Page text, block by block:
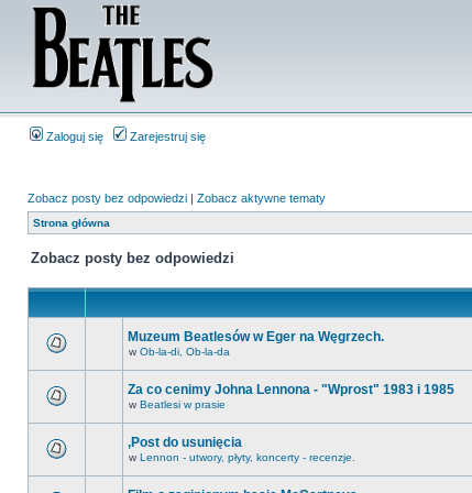
Zaloguj się Zarejestruj się
Zobacz posty bez odpowiedzi | Zobacz aktywne tematy
Strona główna
Zobacz posty bez odpowiedzi
Muzeum Beatlesów w Eger na Węgrzech.
w Ob-la-di, Ob-la-da
Za co cenimy Johna Lennona - "Wprost" 1983 i 1985
w Beatlesi w prasie
,Post do usunięcia
w Lennon - utwory, płyty, koncerty - recenzje.